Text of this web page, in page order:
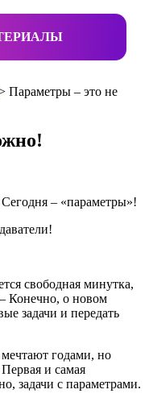
Параметры – это не
Сегодня – «параметры»!
свободная минутка,
Конечно, о новом
задачи и передать
годами, но
и самая
задачи с параметрами.